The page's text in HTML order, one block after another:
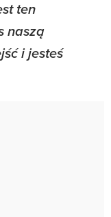
ten
naszą
i jesteś